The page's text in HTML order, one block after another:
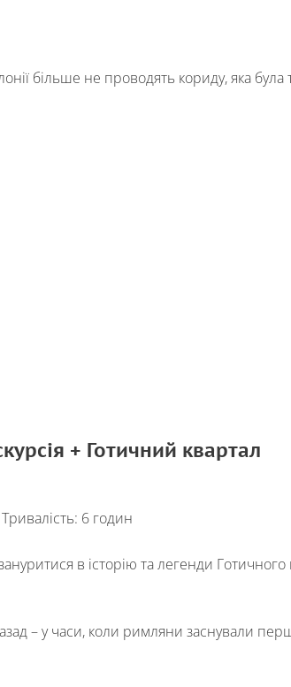
більше не проводять кориду, яка була
+ Готичний квартал
Тривалість: 6 годин
в історію та легенди Готичного
– у часи, коли римляни заснували